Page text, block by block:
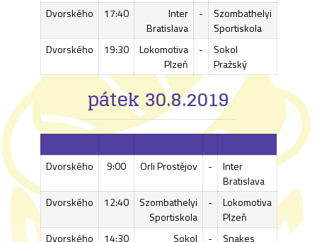
Dvorského
17:40
Inter
Bratislava
-
Szombathelyi
Sportiskola
Dvorského
19:30
Lokomotiva
Plzeň
-
Sokol
Pražský
pátek 30.8.2019
Dvorského 9:00 Orli Prostějov -
Inter
Bratislava
Dvorského
12:40
Szombathelyi
Sportiskola
-
Lokomotiva
Plzeň
Dvorského
14:30
Sokol
-
Snakes